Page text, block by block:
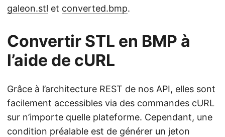
galeon.stl et converted.bmp.
Convertir STL en BMP à
l’aide de cURL
Grâce à l’architecture REST de nos API, elles sont
facilement accessibles via des commandes cURL
sur n’importe quelle plateforme. Cependant, une
condition préalable est de générer un jeton